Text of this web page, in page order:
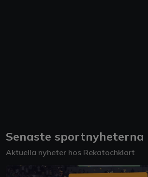
Senaste sportnyheterna
Aktuella nyheter hos Rekatochklart